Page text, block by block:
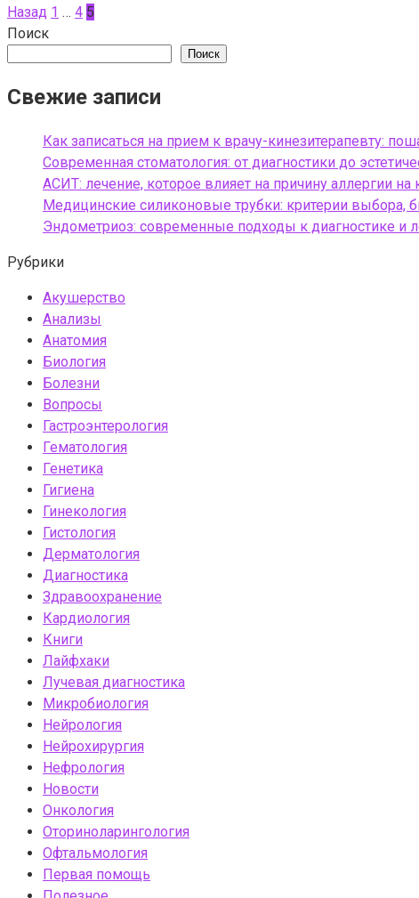
Назад 1 … 4 5
Поиск
Поиск
Свежие записи
Как записаться на прием к врачу-кинезитерапевту:
Современная стоматология: от диагностики до
АСИТ: лечение, которое влияет на причину аллергии
Медицинские силиконовые трубки: критерии выбора,
Эндометриоз: современные подходы к диагностике и
Рубрики
Акушерство
Анализы
Анатомия
Биология
Болезни
Вопросы
Гастроэнтерология
Гематология
Генетика
Гигиена
Гинекология
Гистология
Дерматология
Диагностика
Здравоохранение
Кардиология
Книги
Лайфхаки
Лучевая диагностика
Микробиология
Нейрология
Нейрохирургия
Нефрология
Новости
Онкология
Оториноларингология
Офтальмология
Первая помощь